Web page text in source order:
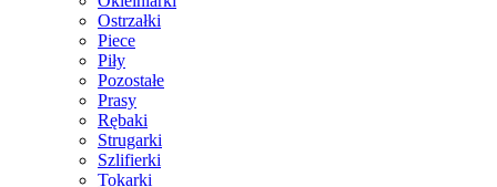
Ostrzałki
Piece
Piły
Pozostałe
Prasy
Rębaki
Strugarki
Szlifierki
Tokarki